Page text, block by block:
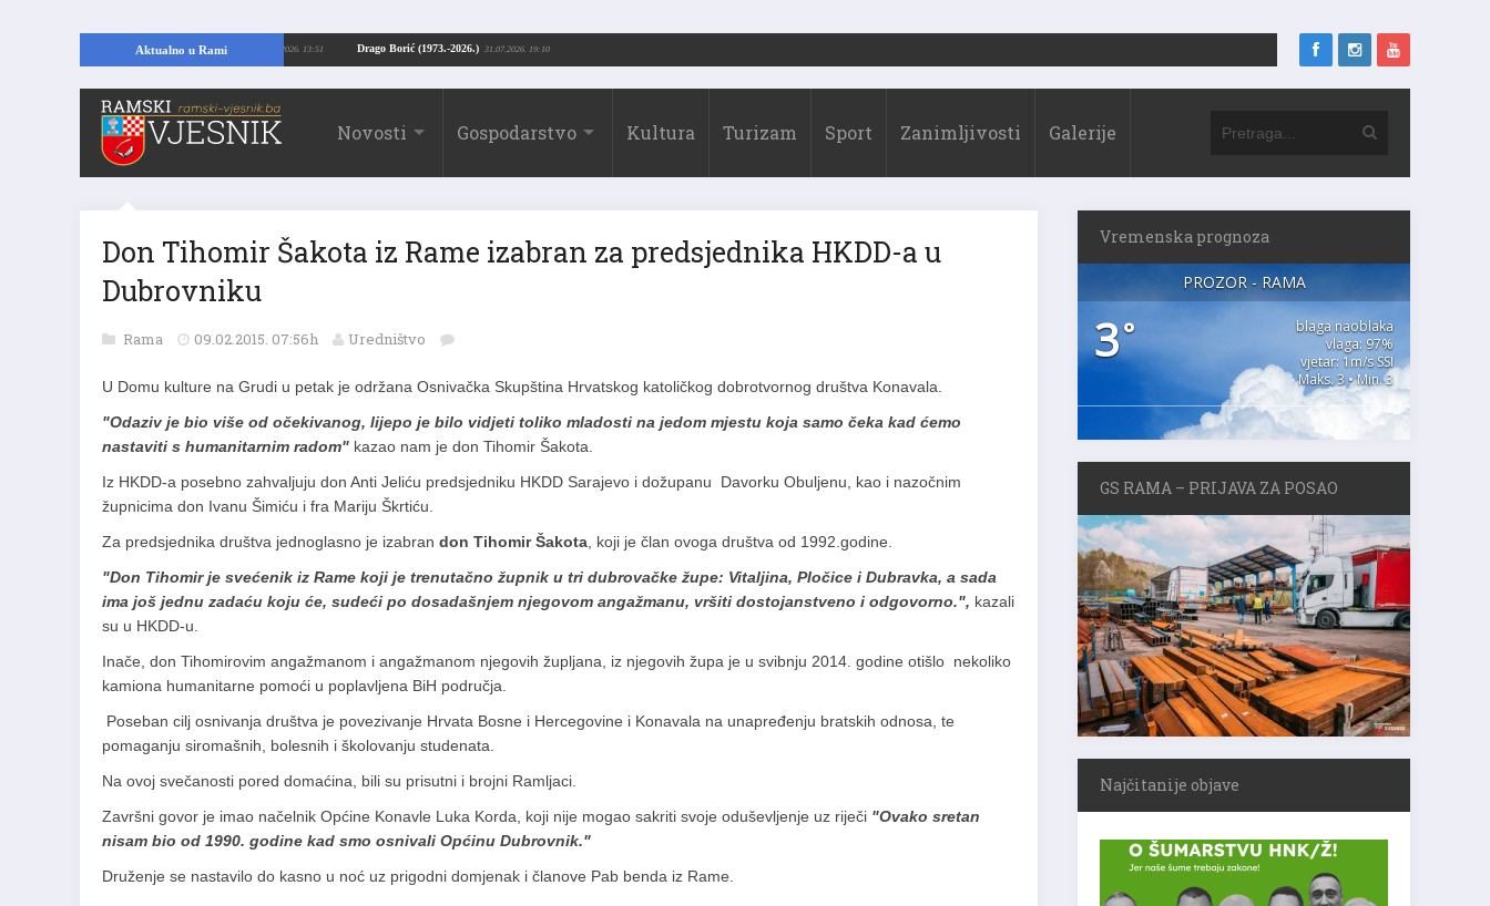
Aktualno u Rami Drago Borić (1973.-2026.) 31.07.2026. 19:10
temelje kuće, pronašao vrijedne arheološke ostatke 24.07.2026. 13:51
Novosti Gospodarstvo Kultura Turizam Sport Zanimljivosti Galerije
Don Tihomir Šakota iz Rame izabran za predsjednika HKDD-a u
Dubrovniku
Rama 09.02.2015. 07:56h Uredništvo
U Domu kulture na Grudi u petak je održana Osnivačka Skupština Hrvatskog katoličkog dobrotvornog društva Konavala.
"Odaziv je bio više od očekivanog, lijepo je bilo vidjeti toliko mladosti na jedom mjestu koja samo čeka kad ćemo
nastaviti s humanitarnim radom" kazao nam je don Tihomir Šakota.
Iz HKDD-a posebno zahvaljuju don Anti Jeliću predsjedniku HKDD Sarajevo i dožupanu Davorku Obuljenu, kao i nazočnim
župnicima don Ivanu Šimiću i fra Mariju Škrtiću.
Za predsjednika društva jednoglasno je izabran don Tihomir Šakota , koji je član ovoga društva od 1992.godine.
"Don Tihomir je svećenik iz Rame koji je trenutačno župnik u tri dubrovačke župe: Vitaljina, Pločice i Dubravka, a sada
ima još jednu zadaću koju će, sudeći po dosadašnjem njegovom angažmanu, vršiti dostojanstveno i odgovorno.", kazali
su u HKDD-u.
Inače, don Tihomirovim angažmanom i angažmanom njegovih župljana, iz njegovih župa je u svibnju 2014. godine otišlo nekoliko
kamiona humanitarne pomoći u poplavljena BiH područja.
Poseban cilj osnivanja društva je povezivanje Hrvata Bosne i Hercegovine i Konavala na unapređenju bratskih odnosa, te
pomaganju siromašnih, bolesnih i školovanju studenata.
Na ovoj svečanosti pored domaćina, bili su prisutni i brojni Ramljaci.
Završni govor je imao načelnik Općine Konavle Luka Korda, koji nije mogao sakriti svoje oduševljenje uz riječi "Ovako sretan
nisam bio od 1990. godine kad smo osnivali Općinu Dubrovnik."
Druženje se nastavilo do kasno u noć uz prigodni domjenak i članove Pab benda iz Rame.
Vremenska prognoza
PROZOR - RAMA
3°
blaga naoblaka
vlaga: 97%
vjetar: 1m/s SSI
Maks. 3 • Min. 3
GS RAMA – PRIJAVA ZA POSAO
Najčitanije objave